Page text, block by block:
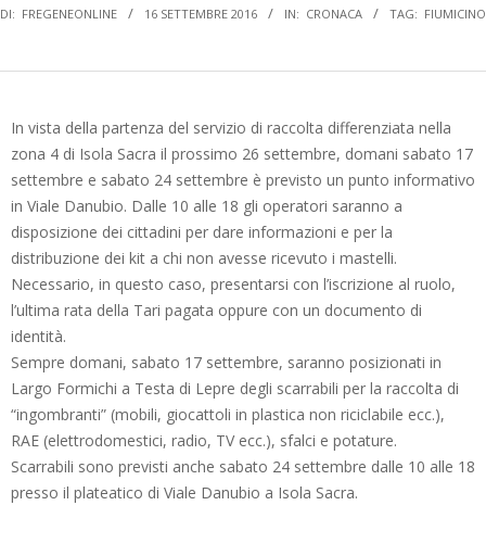
DI: FREGENEONLINE 16 SETTEMBRE 2016 IN: CRONACA TAG: FIUMICINO
In vista della partenza del servizio di raccolta differenziata nella
zona 4 di Isola Sacra il prossimo 26 settembre, domani sabato 17
settembre e sabato 24 settembre è previsto un punto informativo
in Viale Danubio. Dalle 10 alle 18 gli operatori saranno a
disposizione dei cittadini per dare informazioni e per la
distribuzione dei kit a chi non avesse ricevuto i mastelli.
Necessario, in questo caso, presentarsi con l’iscrizione al ruolo,
l’ultima rata della Tari pagata oppure con un documento di
identità.
Sempre domani, sabato 17 settembre, saranno posizionati in
Largo Formichi a Testa di Lepre degli scarrabili per la raccolta di
“ingombranti” (mobili, giocattoli in plastica non riciclabile ecc.),
RAE (elettrodomestici, radio, TV ecc.), sfalci e potature.
Scarrabili sono previsti anche sabato 24 settembre dalle 10 alle 18
presso il plateatico di Viale Danubio a Isola Sacra.